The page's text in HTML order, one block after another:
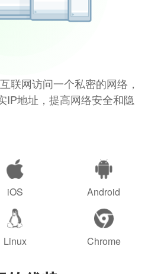
联网访问一个私密的网络，
IP地址，提高网络安全和隐
iOS Android
Linux Chrome